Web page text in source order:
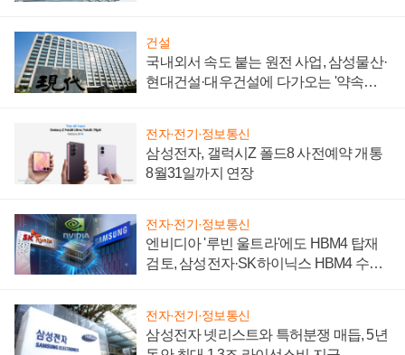
건설
국내외서 속도 붙는 원전 사업, 삼성물산·
현대건설·대우건설에 다가오는 '약속의
전자·전기·정보통신
삼성전자, 갤럭시Z 폴드8 사전예약 개통
8월31일까지 연장
전자·전기·정보통신
엔비디아 '루빈 울트라'에도 HBM4 탑재
검토, 삼성전자·SK하이닉스 HBM4 수율
전자·전기·정보통신
삼성전자 넷리스트와 특허분쟁 매듭, 5년